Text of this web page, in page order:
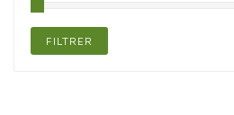
FILTRER